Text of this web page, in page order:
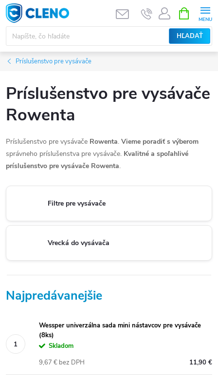
Prejsť
na
obsah
HĽADAŤ
KOŠÍK
Príslušenstvo pre vysávače
Príslušenstvo pre vysávače
Rowenta
Príslušenstvo pre vysávače Rowenta. Vieme poradiť s výberom
správneho príslušenstva pre vysávače. Kvalitné a spoľahlivé
príslušenstvo pre vysávače Rowenta.
Filtre pre vysávače
Vrecká do vysávača
Najpredávanejšie
Wessper univerzálna sada mini nástavcov pre vysávače
(8ks)
Skladom
11,90 €
9,67 € bez DPH